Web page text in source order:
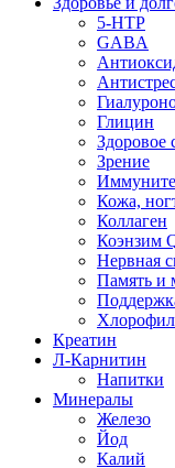
5-HTP
GABA
Глицин
Здоровое
Зрение
Кожа,
Коллаген
Коэнзим
Нервная
Память и
Креатин
Л-Карнитин
Напитки
Минералы
Железо
Йод
Калий